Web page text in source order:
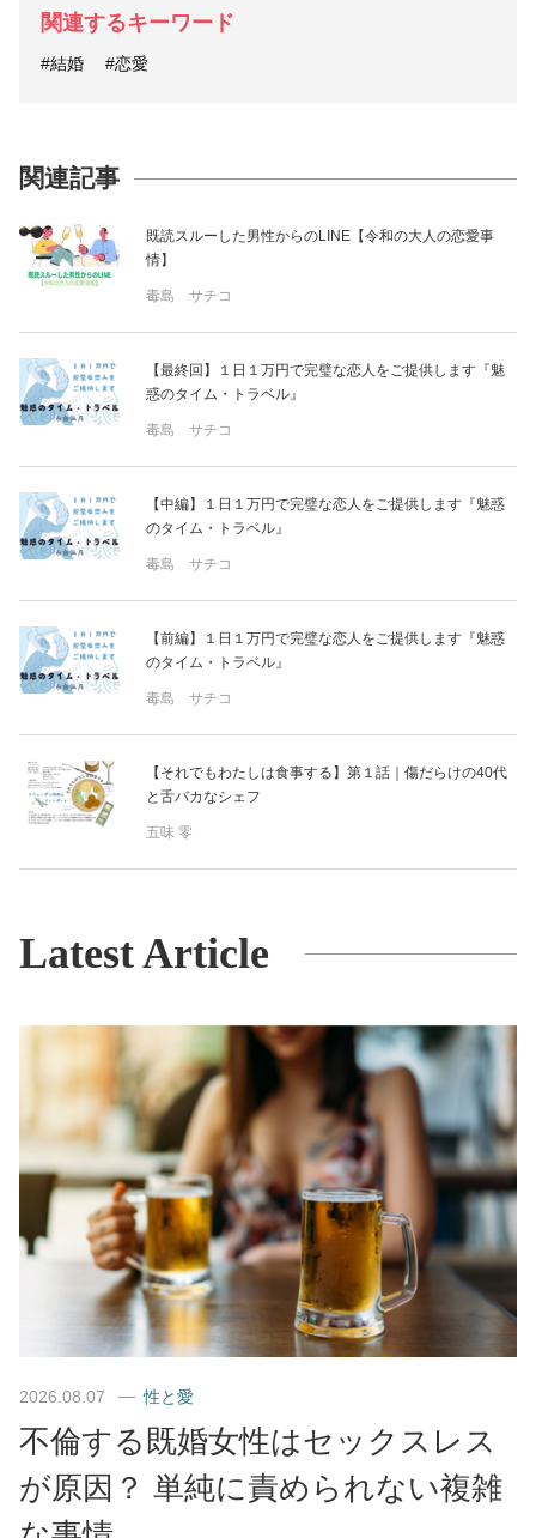
関連するキーワード
#結婚 #恋愛
関連記事
既読スルーした男性からのLINE【令和の大人の恋愛事
情】
毒島 サチコ
【最終回】１日１万円で完璧な恋人をご提供します『魅
惑のタイム・トラベル』
毒島 サチコ
【中編】１日１万円で完璧な恋人をご提供します『魅惑
のタイム・トラベル』
毒島 サチコ
【前編】１日１万円で完璧な恋人をご提供します『魅惑
のタイム・トラベル』
毒島 サチコ
【それでもわたしは食事する】第１話｜傷だらけの40代
と舌バカなシェフ
五味 零
Latest Article
2026.08.07 性と愛
不倫する既婚女性はセックスレス
が原因？ 単純に責められない複雑